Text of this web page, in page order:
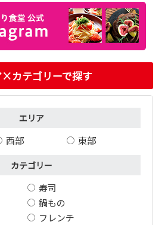
×カテゴリーで探す
エリア
西部 東部
カテゴリー
寿司
鍋もの
フレンチ